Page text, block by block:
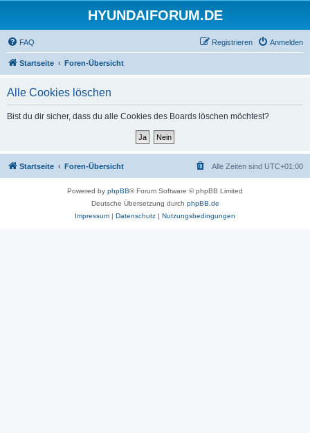
HYUNDAIFORUM.DE
FAQ Anmelden
Registrieren
Startseite Foren-Übersicht
Alle Cookies löschen
Bist du dir sicher, dass du alle Cookies des Boards löschen möchtest?
Startseite Foren-Übersicht Alle Zeiten sind UTC+01:00
Powered by phpBB® Forum Software © phpBB Limited
Deutsche Übersetzung durch phpBB.de
Impressum | Datenschutz | Nutzungsbedingungen